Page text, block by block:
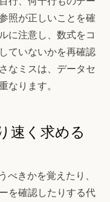
照が正しいことを確
に注意し、数式をコ
ていないかを再確認
なミスは、データセ
なります。
速く求める
べきかを覚えたり、
を確認したりする代